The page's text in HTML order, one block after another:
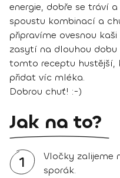
energie, dobře se tráví
spoustu kombinací a
připravíme ovesnou
zasytí na dlouhou dobu
tomto receptu hustější,
přidat víc mléka.
Dobrou chuť! :-)
Jak na to?
1
Vločky zalijeme
sporák.